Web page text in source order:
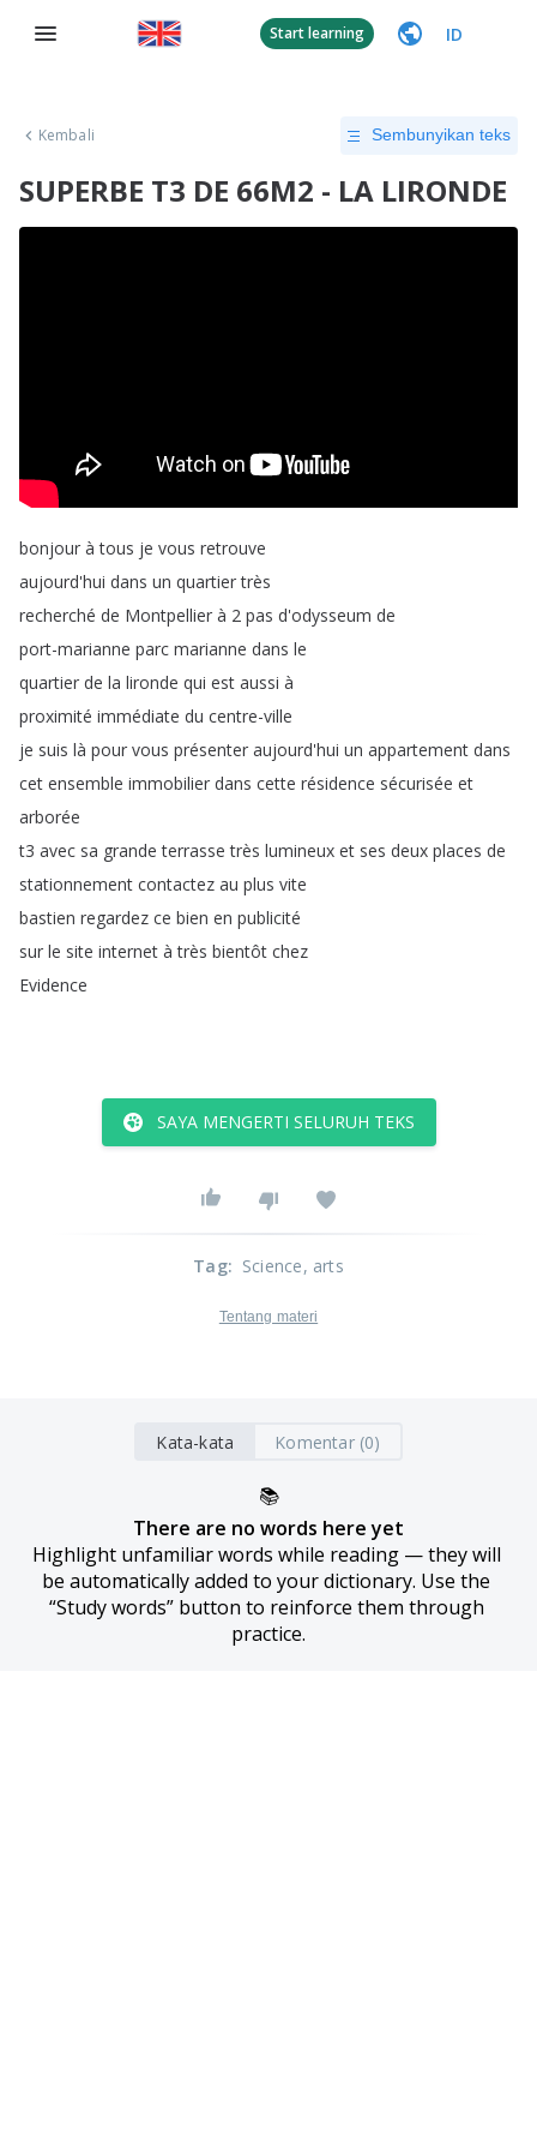
Start learning ID
Kembali Sembunyikan teks
SUPERBE T3 DE 66M2 - LA LIRONDE
bonjour à tous je vous retrouve
aujourd'hui dans un quartier très
recherché de Montpellier à 2 pas d'odysseum de
port-marianne parc marianne dans le
quartier de la lironde qui est aussi à
proximité immédiate du centre-ville
je suis là pour vous présenter aujourd'hui un appartement dans
cet ensemble immobilier dans cette résidence sécurisée et
arborée
t3 avec sa grande terrasse très lumineux et ses deux places de
stationnement contactez au plus vite
bastien regardez ce bien en publicité
sur le site internet à très bientôt chez
Evidence
SAYA MENGERTI SELURUH TEKS
Tag: Science, arts
Tentang materi
Kata-kata Komentar (0)
📚
There are no words here yet
Highlight unfamiliar words while reading — they will
be automatically added to your dictionary. Use the
“Study words” button to reinforce them through
practice.